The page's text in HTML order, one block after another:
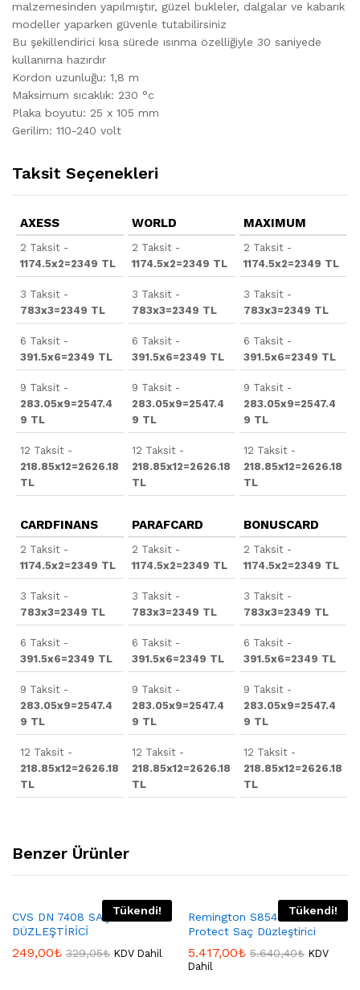
malzemesinden yapılmıştır, güzel bukleler, dalgalar ve kabarık
modeller yaparken güvenle tutabilirsiniz
Bu şekillendirici kısa sürede ısınma özelliğiyle 30 saniyede
kullanıma hazırdır
Kordon uzunluğu: 1,8 m
Maksimum sıcaklık: 230 °c
Plaka boyutu: 25 x 105 mm
Gerilim: 110-240 volt
Taksit Seçenekleri
AXESS
2 Taksit -
1174.5x2=2349 TL
3 Taksit -
783x3=2349 TL
6 Taksit -
391.5x6=2349 TL
9 Taksit -
283.05x9=2547.4
9 TL
12 Taksit -
218.85x12=2626.18
TL
WORLD
2 Taksit -
1174.5x2=2349 TL
3 Taksit -
783x3=2349 TL
6 Taksit -
391.5x6=2349 TL
9 Taksit -
283.05x9=2547.4
9 TL
12 Taksit -
218.85x12=2626.18
TL
MAXIMUM
2 Taksit -
1174.5x2=2349 TL
3 Taksit -
783x3=2349 TL
6 Taksit -
391.5x6=2349 TL
9 Taksit -
283.05x9=2547.4
9 TL
12 Taksit -
218.85x12=2626.18
TL
CARDFINANS
2 Taksit -
1174.5x2=2349 TL
3 Taksit -
783x3=2349 TL
6 Taksit -
391.5x6=2349 TL
9 Taksit -
283.05x9=2547.4
9 TL
12 Taksit -
218.85x12=2626.18
TL
PARAFCARD
2 Taksit -
1174.5x2=2349 TL
3 Taksit -
783x3=2349 TL
6 Taksit -
391.5x6=2349 TL
9 Taksit -
283.05x9=2547.4
9 TL
12 Taksit -
218.85x12=2626.18
TL
BONUSCARD
2 Taksit -
1174.5x2=2349 TL
3 Taksit -
783x3=2349 TL
6 Taksit -
391.5x6=2349 TL
9 Taksit -
283.05x9=2547.4
9 TL
12 Taksit -
218.85x12=2626.18
TL
Benzer Ürünler
Tükendi!
CVS DN 7408 SAÇ
DÜZLEŞTİRİCİ
249,00₺ 329,05₺ KDV Dahil
Tükendi!
Remington S8540 Keratin
Protect Saç Düzleştirici
5.417,00₺ 5.640,40₺ KDV
Dahil